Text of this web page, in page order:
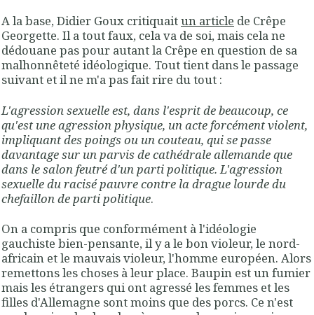
A la base, Didier Goux critiquaitun article de Crêpe
Georgette. Il a tout faux, cela va de soi, mais cela ne
dédouane pas pour autant la Crêpe en question de sa
malhonnêteté idéologique. Tout tient dans le passage
suivant et il ne m'a pas fait rire du tout :
L'agression sexuelle est, dans l'esprit de beaucoup, ce
qu'est une agression physique, un acte forcément violent,
impliquant des poings ou un couteau, qui se passe
davantage sur un parvis de cathédrale allemande que
dans le salon feutré d'un parti politique. L'agression
sexuelle du racisé pauvre contre la drague lourde du
chefaillon de parti politique.
On a compris que conformément à l'idéologie
gauchiste bien-pensante, il y a le bon violeur, le nord-
africain et le mauvais violeur, l'homme européen. Alors
remettons les choses à leur place. Baupin est un fumier
mais les étrangers qui ont agressé les femmes et les
filles d'Allemagne sont moins que des porcs. Ce n'est